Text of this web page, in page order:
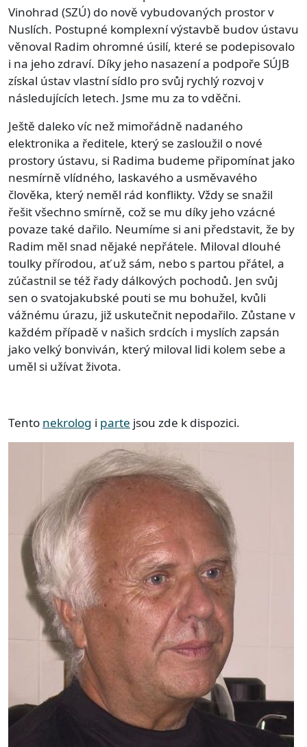
Vinohrad (SZÚ) do nově vybudovaných prostor v
Nuslích. Postupné komplexní výstavbě budov ústavu
věnoval Radim ohromné úsilí, které se podepisovalo
i na jeho zdraví. Díky jeho nasazení a podpoře SÚJB
získal ústav vlastní sídlo pro svůj rychlý rozvoj v
následujících letech. Jsme mu za to vděčni.
Ještě daleko víc než mimořádně nadaného
elektronika a ředitele, který se zasloužil o nové
prostory ústavu, si Radima budeme připomínat jako
nesmírně vlídného, laskavého a usměvavého
člověka, který neměl rád konflikty. Vždy se snažil
řešit všechno smírně, což se mu díky jeho vzácné
povaze také dařilo. Neumíme si ani představit, že by
Radim měl snad nějaké nepřátele. Miloval dlouhé
toulky přírodou, ať už sám, nebo s partou přátel, a
zúčastnil se též řady dálkových pochodů. Jen svůj
sen o svatojakubské pouti se mu bohužel, kvůli
vážnému úrazu, již uskutečnit nepodařilo. Zůstane v
každém případě v našich srdcích i myslích zapsán
jako velký bonviván, který miloval lidi kolem sebe a
uměl si užívat života.
Tento nekrolog i parte jsou zde k dispozici.